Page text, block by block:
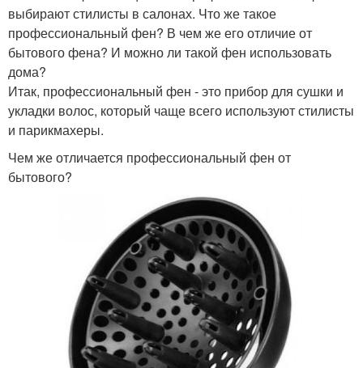
выбирают стилисты в салонах. Что же такое
профессиональный фен? В чем же его отличие от
бытового фена? И можно ли такой фен использовать
дома?
Итак, профессиональный фен - это прибор для сушки и
укладки волос, который чаще всего используют стилисты
и парикмахеры.
Чем же отличается профессиональный фен от
бытового?